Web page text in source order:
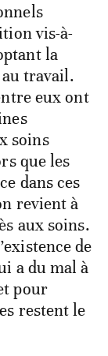
vis-à-
la
travail.
eux ont
soins
que les
dans ces
revient à
aux soins.
de
a du mal à
pour
restent le